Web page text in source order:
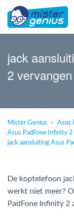
jack
2
Mister Genius
Asus
Asus PadFone Infinity
jack aansluiting Asus
De koptelefoon
werkt niet meer?
PadFone Infinity 2